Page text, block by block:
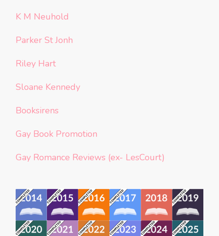
K M Neuhold
Parker St Jonh
Riley Hart
Sloane Kennedy
Booksirens
Gay Book Promotion
Gay Romance Reviews (ex- LesCourt)